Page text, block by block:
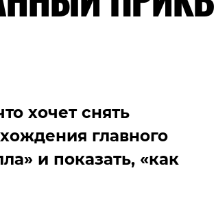
хочет снять
главного
и показать, «как